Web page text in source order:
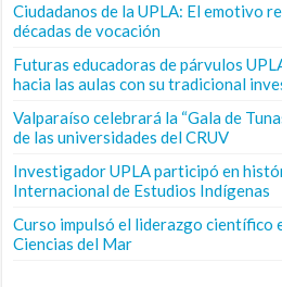
Ciudadanos de la UPLA: El emotivo
décadas de vocación
Futuras educadoras de párvulos
hacia las aulas con su tradicional
Valparaíso celebrará la “Gala de
de las universidades del CRUV
Investigador UPLA participó en
Internacional de Estudios Indígenas
Curso impulsó el liderazgo científico
Ciencias del Mar